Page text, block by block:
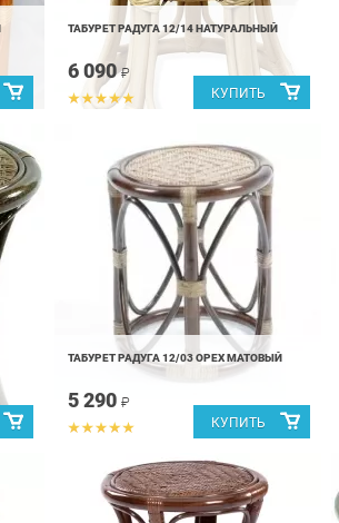
ТАБУРЕТ РАДУГА 12/14 НАТУРАЛЬНЫЙ
6 090₽
ТАБУРЕТ РАДУГА 12/03 ОРЕХ МАТОВЫЙ
5 290 ₽